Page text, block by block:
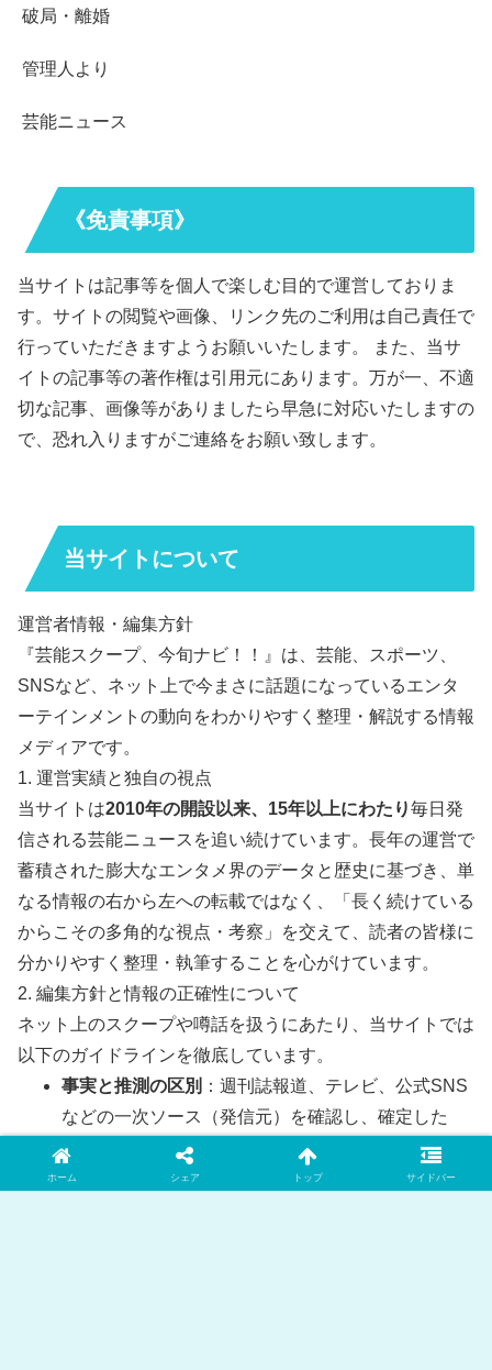
破局・離婚
管理人より
芸能ニュース
《免責事項》
当サイトは記事等を個人で楽しむ目的で運営しておりま
す。サイトの閲覧や画像、リンク先のご利用は自己責任で
行っていただきますようお願いいたします。 また、当サ
イトの記事等の著作権は引用元にあります。万が一、不適
切な記事、画像等がありましたら早急に対応いたしますの
で、恐れ入りますがご連絡をお願い致します。
当サイトについて
運営者情報・編集方針
『芸能スクープ、今旬ナビ！！』は、芸能、スポーツ、
SNSなど、ネット上で今まさに話題になっているエンタ
ーテインメントの動向をわかりやすく整理・解説する情報
メディアです。
1. 運営実績と独自の視点
当サイトは2010年の開設以来、15年以上にわたり毎日発
信される芸能ニュースを追い続けています。長年の運営で
蓄積された膨大なエンタメ界のデータと歴史に基づき、単
なる情報の右から左への転載ではなく、「長く続けている
からこその多角的な視点・考察」を交えて、読者の皆様に
分かりやすく整理・執筆することを心がけています。
2. 編集方針と情報の正確性について
ネット上のスクープや噂話を扱うにあたり、当サイトでは
以下のガイドラインを徹底しています。
事実と推測の区別 ：週刊誌報道、テレビ、公式SNS
などの一次ソース（発信元）を確認し、確定した
「事実」と、ネット上の「推測・噂」を明確に区別
して記載します。
ホーム シェア トップ サイドバー